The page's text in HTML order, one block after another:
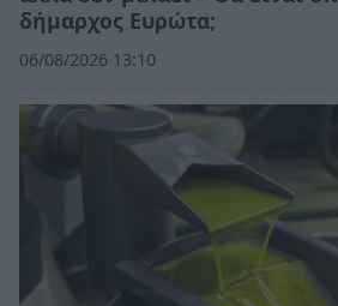
δήμαρχος Ευρώτα;
06/08/2026 13:10